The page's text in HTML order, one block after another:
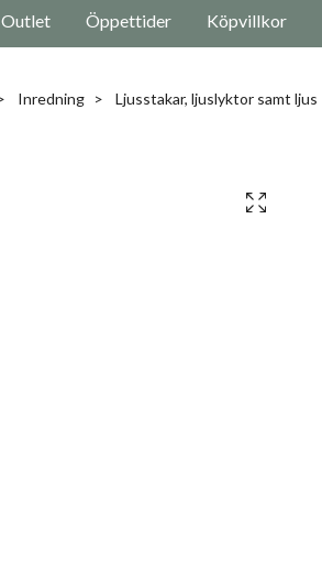
Outlet
Öppettider Köpvillkor
Inredning Ljusstakar, ljuslyktor samt ljus